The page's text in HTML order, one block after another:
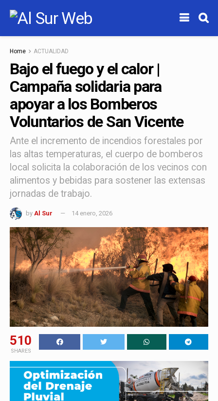
Home ACTUALIDAD
Bajo el fuego y el calor |
Campaña solidaria para
apoyar a los Bomberos
Voluntarios de San Vicente
Ante el incremento de incendios forestales por
las altas temperaturas, el cuerpo de bomberos
local solicita la colaboración de los vecinos con
alimentos y bebidas para sostener las extensas
jornadas de trabajo.
by Al Sur 14 enero, 2026
510
SHARES